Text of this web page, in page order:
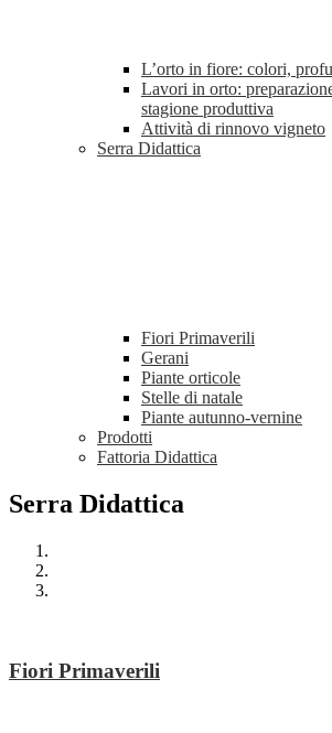
L’orto in fiore: colori,
Lavori in orto:
stagione produttiva
Attività di rinnovo vigneto
Serra Didattica
Fiori Primaverili
Gerani
Piante orticole
Stelle di natale
Piante autunno-vernine
Prodotti
Fattoria Didattica
Serra Didattica
Fiori Primaverili